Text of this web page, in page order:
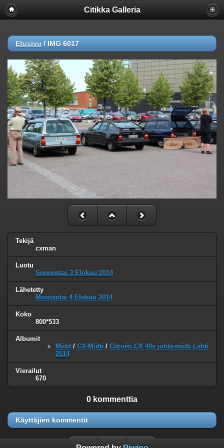
Citikka Galleria
Etusivu / IMG 6017
Tekijä
cxman
Luotu
Sunnuntai 3 Elokuu 2014
Lähetetty
Maanantai 4 Elokuu 2014
Koko
800*533
Albumit
Miitit / CX-Miitti / Citroën CX 40v juhla-miitti Lahti
2014
Vierailut
670
0 kommenttia
Käyttäjien kommentit